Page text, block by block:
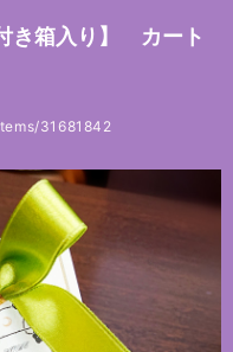
き箱入り】 カート
31681842